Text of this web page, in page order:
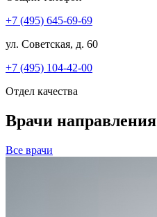
+7 (495) 645-69-69
ул. Советская, д. 60
+7 (495) 104-42-00
Отдел качества
Врачи направления
Все врачи